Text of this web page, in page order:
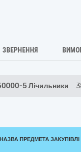
ЗВЕРНЕННЯ
5 Лічильники
ПРЕДМЕТА ЗАКУПІВЛІ